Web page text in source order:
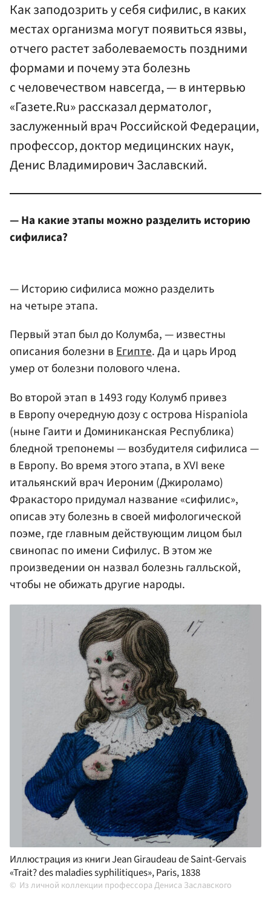
Как заподозрить у себя сифилис, в каких
местах организма могут появиться язвы,
отчего растет заболеваемость поздними
формами и почему эта болезнь
с человечеством навсегда, — в интервью
«Газете.Ru» рассказал дерматолог,
заслуженный врач Российской Федерации,
профессор, доктор медицинских наук,
Денис Владимирович Заславский.
— На какие этапы можно разделить историю
сифилиса?
— Историю сифилиса можно разделить
на четыре этапа.
Первый этап был до Колумба, — известны
описания болезни вЕгипте. Да и царь Ирод
умер от болезни полового члена.
Во второй этап в 1493 году Колумб привез
в Европу очередную дозу с острова Hispaniola
(ныне Гаити и Доминиканская Республика)
бледной трепонемы — возбудителя сифилиса —
в Европу. Во время этого этапа, в XVI веке
итальянский врач Иероним (Джироламо)
Фракасторо придумал название «сифилис»,
описав эту болезнь в своей мифологической
поэме, где главным действующим лицом был
свинопас по имени Сифилус. В этом же
произведении он назвал болезнь галльской,
чтобы не обижать другие народы.
Иллюстрация из книги Jean Giraudeau de Saint-Gervais
«Trait? des maladies syphilitiques», Paris, 1838
Из личной коллекции профессора Дениса Заславского